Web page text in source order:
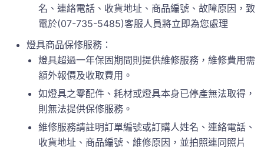
名、連絡電話、收貨地址、商品編號、故障原因，致
電於(07-735-5485)客服人員將立即為您處理
燈具商品保修服務：
燈具超過一年保固期間則提供維修服務，維修費用需
額外報價及收取費用。
如燈具之零配件、耗材或燈具本身已停產無法取得，
則無法提供保修服務。
維修服務請註明訂單編號或訂購人姓名、連絡電話、
收貨地址、商品編號、維修原因，並拍照連同照片